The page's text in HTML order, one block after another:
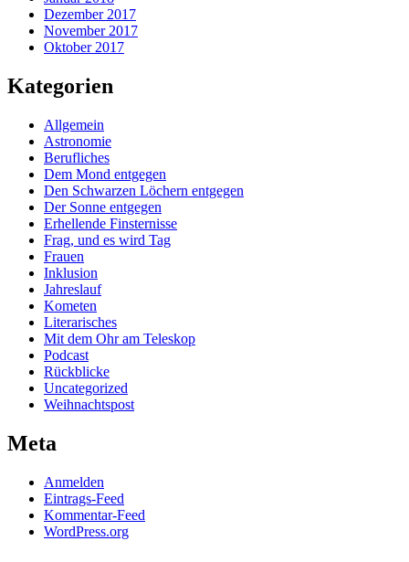
Dezember 2017
November 2017
Oktober 2017
Kategorien
Allgemein
Astronomie
Berufliches
Dem Mond entgegen
Den Schwarzen Löchern entgegen
Der Sonne entgegen
Erhellende Finsternisse
Frag, und es wird Tag
Frauen
Inklusion
Jahreslauf
Kometen
Literarisches
Mit dem Ohr am Teleskop
Podcast
Rückblicke
Uncategorized
Weihnachtspost
Meta
Anmelden
Eintrags-Feed
Kommentar-Feed
WordPress.org